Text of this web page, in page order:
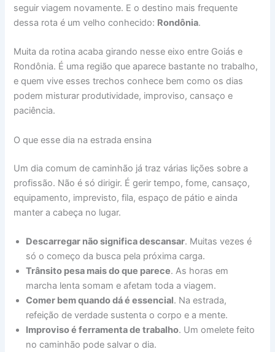
seguir viagem novamente. E o destino mais frequente
dessa rota é um velho conhecido: Rondônia.
Muita da rotina acaba girando nesse eixo entre Goiás e
Rondônia. É uma região que aparece bastante no trabalho,
e quem vive esses trechos conhece bem como os dias
podem misturar produtividade, improviso, cansaço e
paciência.
O que esse dia na estrada ensina
Um dia comum de caminhão já traz várias lições sobre a
profissão. Não é só dirigir. É gerir tempo, fome, cansaço,
equipamento, imprevisto, fila, espaço de pátio e ainda
manter a cabeça no lugar.
Descarregar não significa descansar. Muitas vezes é
só o começo da busca pela próxima carga.
Trânsito pesa mais do que parece. As horas em
marcha lenta somam e afetam toda a viagem.
Comer bem quando dá é essencial. Na estrada,
refeição de verdade sustenta o corpo e a mente.
Improviso é ferramenta de trabalho. Um omelete feito
no caminhão pode salvar o dia.